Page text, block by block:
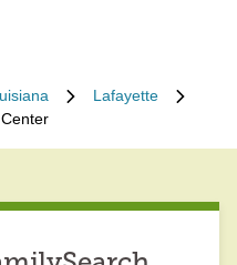
Lafayette